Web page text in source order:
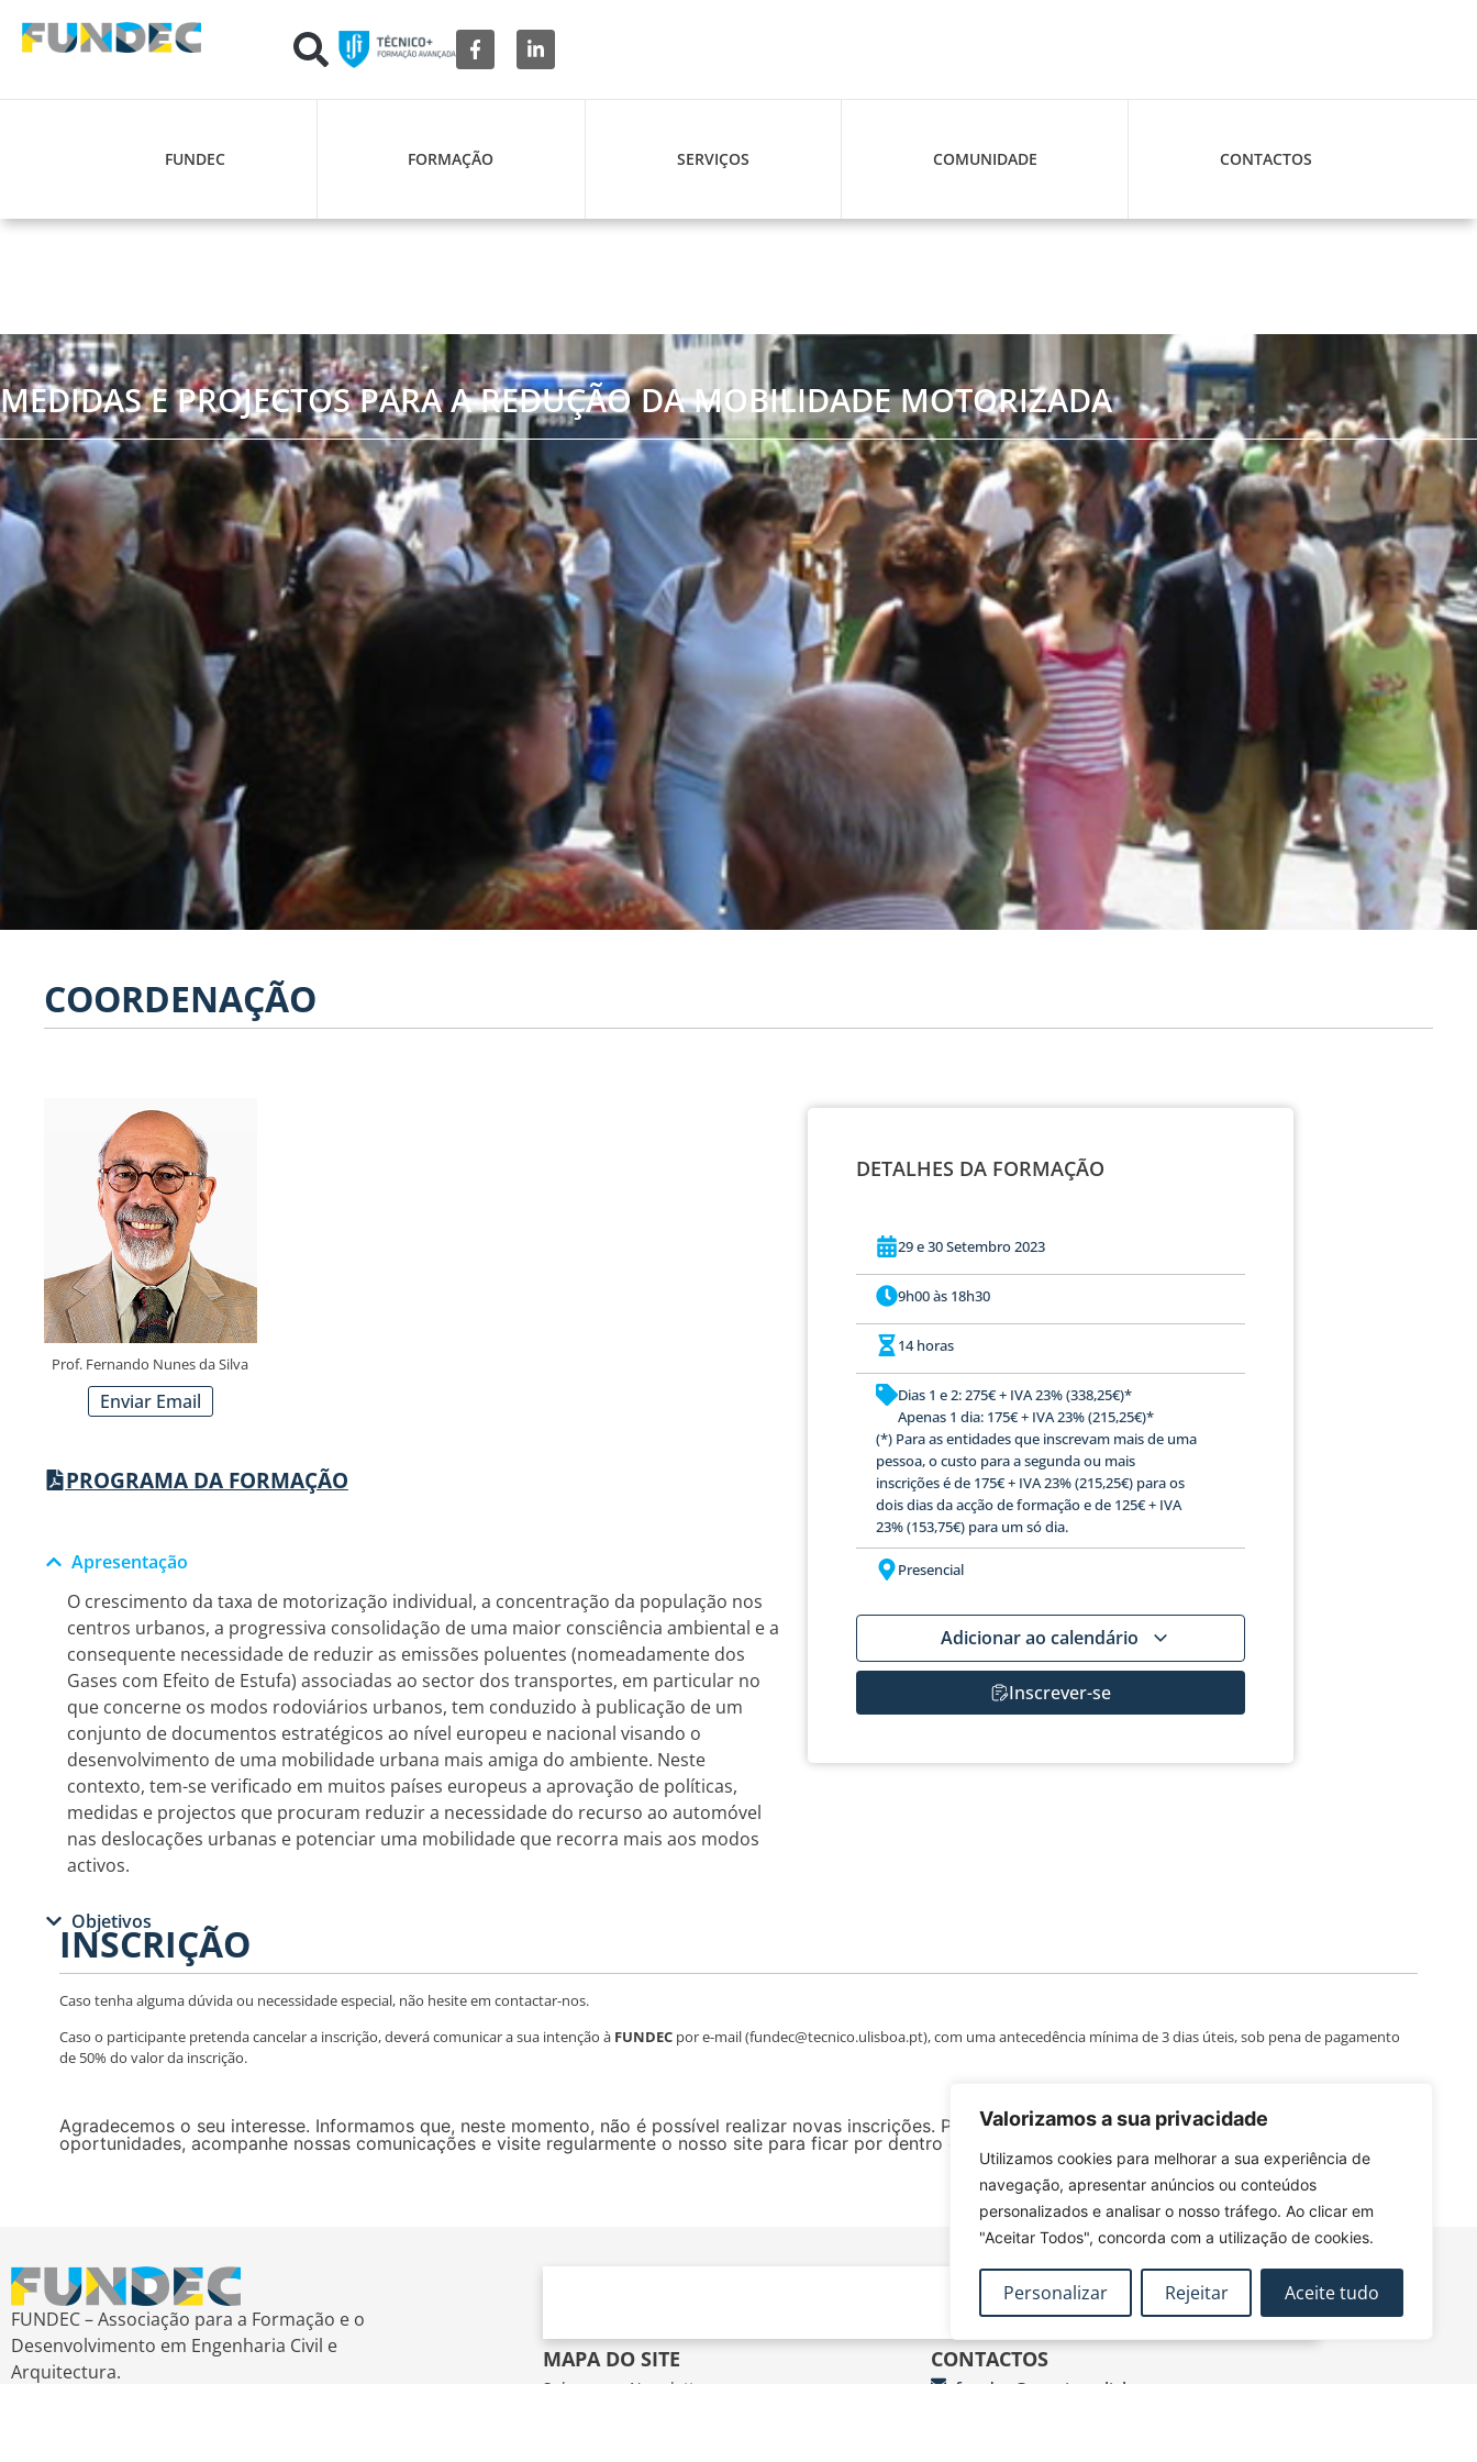
Valorizamos a sua privacidade
Utilizamos cookies para melhorar a sua experiência de
navegação, apresentar anúncios ou conteúdos
personalizados e analisar o nosso tráfego. Ao clicar em
"Aceitar Todos", concorda com a utilização de cookies.
Personalizar Rejeitar Aceite tudo
FUNDEC FORMAÇÃO SERVIÇOS COMUNIDADE CONTACTOS
MEDIDAS E PROJECTOS PARA A REDUÇÃO DA MOBILIDADE MOTORIZADA
COORDENAÇÃO
Prof. Fernando Nunes da Silva
Enviar Email
PROGRAMA DA FORMAÇÃO
Apresentação
O crescimento da taxa de motorização individual, a concentração da população nos
centros urbanos, a progressiva consolidação de uma maior consciência ambiental e a
consequente necessidade de reduzir as emissões poluentes (nomeadamente dos
Gases com Efeito de Estufa) associadas ao sector dos transportes, em particular no
que concerne os modos rodoviários urbanos, tem conduzido à publicação de um
conjunto de documentos estratégicos ao nível europeu e nacional visando o
desenvolvimento de uma mobilidade urbana mais amiga do ambiente. Neste
contexto, tem-se verificado em muitos países europeus a aprovação de políticas,
medidas e projectos que procuram reduzir a necessidade do recurso ao automóvel
nas deslocações urbanas e potenciar uma mobilidade que recorra mais aos modos
activos.
Objetivos
DETALHES DA FORMAÇÃO
29 e 30 Setembro 2023
9h00 às 18h30
14 horas
Dias 1 e 2: 275€ + IVA 23% (338,25€)*
Apenas 1 dia: 175€ + IVA 23% (215,25€)*
(*) Para as entidades que inscrevam mais de uma
pessoa, o custo para a segunda ou mais
inscrições é de 175€ + IVA 23% (215,25€) para os
dois dias da acção de formação e de 125€ + IVA
23% (153,75€) para um só dia.
Presencial
Adicionar ao calendário
Inscrever-se
INSCRIÇÃO
Caso tenha alguma dúvida ou necessidade especial, não hesite em contactar-nos.
Caso o participante pretenda cancelar a inscrição, deverá comunicar a sua intenção à FUNDECpor e-mail (fundec@tecnico.ulisboa.pt), com uma antecedência mínima de 3 dias úteis, sob pena de pagamento
de 50% do valor da inscrição.
Agradecemos o seu interesse. Informamos que, neste momento, não é possível realizar novas inscrições. Para não perder as próximas
oportunidades, acompanhe nossas comunicações e visite regularmente o nosso site para ficar por dentro de futuras ações de formação.
FUNDEC – Associação para a Formação e o
Desenvolvimento em Engenharia Civil e
Arquitectura.
MAPA DO SITE
Subscrever Newsletter
CONTACTOS
fundec@tecnico.ulisboa.pt